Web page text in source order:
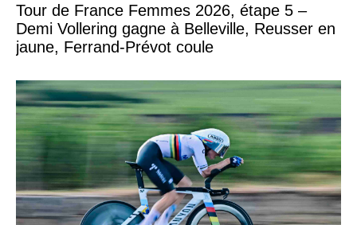
Tour de France Femmes 2026, étape 5 –
Demi Vollering gagne à Belleville, Reusser en
jaune, Ferrand-Prévot coule